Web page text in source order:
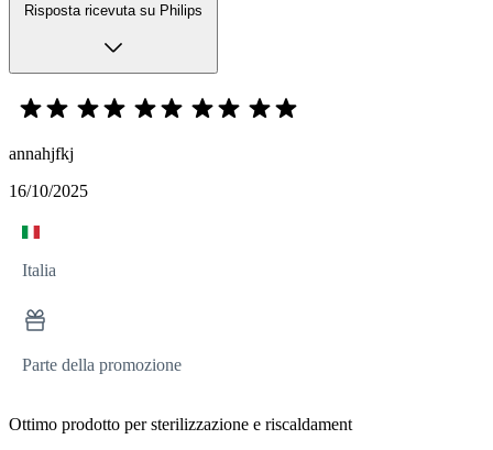
Risposta ricevuta su Philips
annahjfkj
16/10/2025
Italia
Parte della promozione
Ottimo prodotto per sterilizzazione e riscaldament